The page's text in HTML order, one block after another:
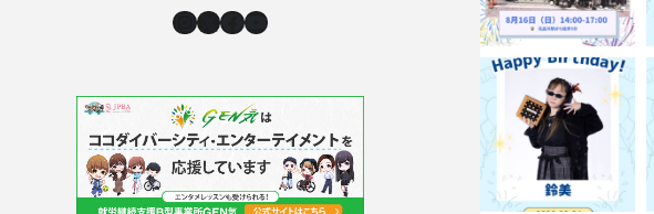
Instagram
X Facebook
YouTube